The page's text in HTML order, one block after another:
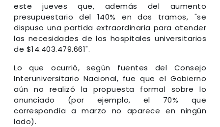
este jueves que, además del aumento
presupuestario del 140% en dos tramos, "se
dispuso una partida extraordinaria para atender
las necesidades de los hospitales universitarios
de $14.403.479.661".
Lo que ocurrió, según fuentes del Consejo
Interuniversitario Nacional, fue que el Gobierno
aún no realizó la propuesta formal sobre lo
anunciado (por ejemplo, el 70% que
correspondía a marzo no aparece en ningún
lado).